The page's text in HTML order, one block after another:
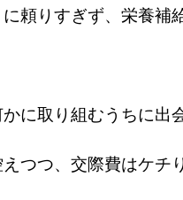
頼りすぎず、栄養補
に取り組むうちに出
つつ、交際費はケチ